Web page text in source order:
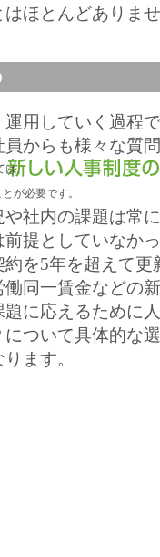
ほとんどありま
用していく過程
からも様々な質
は、
が必要です。
社内の課題は常
提としていなか
を5年を超えて
同一賃金などの
に応えるために
ついて具体的な
ます。